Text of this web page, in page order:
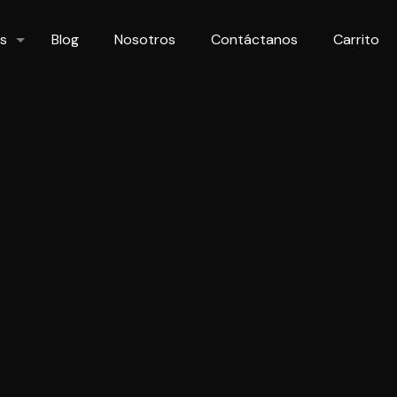
Blog Nosotros Contáctanos Carrito